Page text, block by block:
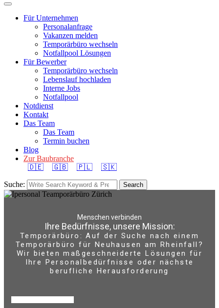
Für Unternehmen
Personalanfrage
Vakanzen melden
Temporärbüro wechseln
Notfallpool Lösungen
Für Bewerber
Temporärbüro wechseln
Lebenslauf hochladen
Interne Jobs
Notfallpool
Notdienst
Kontakt
Das Team
Das Team
Termin buchen
Blog
Zur Baubranche
🇩🇪
🇬🇧 🇵🇱 🇸🇰
Suche: Search
Menschen verbinden
Ihre Bedürfnisse, unsere Mission:
Temporärbüro: Auf der Suche nach einem
Temporärbüro für Neuhausen am Rheinfall?
Wir bieten maßgeschneiderte Lösungen für
Ihre Personalbedürfnisse oder nächste
berufliche Herausforderung